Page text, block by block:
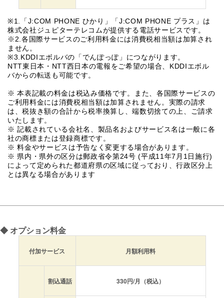
※1.「J:COM PHONE ひかり」「J:COM PHONE プラス」は
株式会社ジュピターテレコムが提供する電話サービスです。
※2.各国際サービスのご利用料金には消費税相当額は加算され
ません。
※3.KDDIエボルバの「でんぽっぽ」につながります。
NTT東日本・NTT西日本の電報をご希望の場合、KDDIエボル
バからの転送も可能です。
※ 本表記載の料金は税込み価格です。また、各国際サービスの
ご利用料金には消費税相当額は加算されません。実際の請求
は、税抜き額の合計から税率換算し、端数切捨ての上、ご請求
いたします。
※ 記載されている会社名、製品名およびサービス名は一般に各
社の商標または登録商標です。
※ 料金やサービスは予告なく変更する場合があります。
※ 県内・県外の区分は郵政省令第24号 (平成11年7月1日施行)
によって定められた都道府県の区域に従っており、行政区分上
とは異なる場合があります
◆ オプション料金
付加サービス 月額利用料
割込通話 330円/月（税込）